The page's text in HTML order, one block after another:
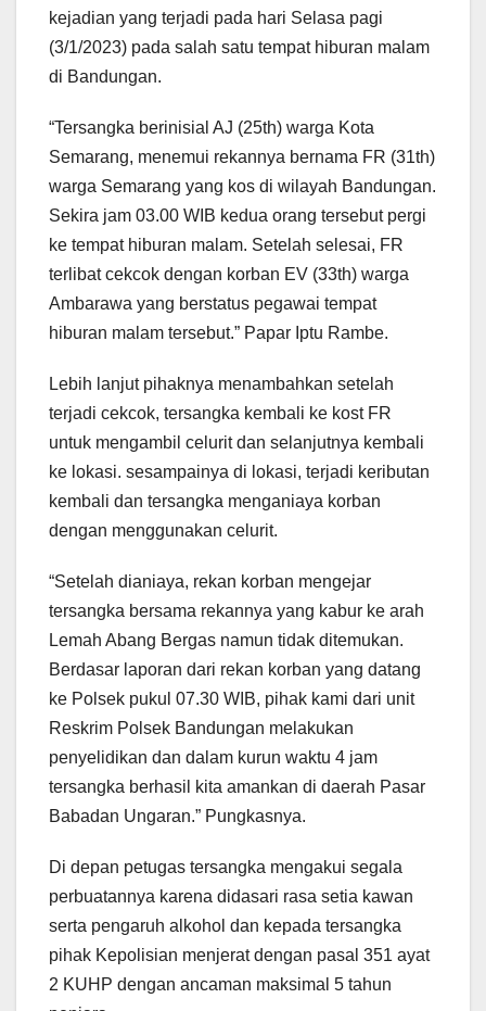
kejadian yang terjadi pada hari Selasa pagi
(3/1/2023) pada salah satu tempat hiburan malam
di Bandungan.
“Tersangka berinisial AJ (25th) warga Kota
Semarang, menemui rekannya bernama FR (31th)
warga Semarang yang kos di wilayah Bandungan.
Sekira jam 03.00 WIB kedua orang tersebut pergi
ke tempat hiburan malam. Setelah selesai, FR
terlibat cekcok dengan korban EV (33th) warga
Ambarawa yang berstatus pegawai tempat
hiburan malam tersebut.” Papar Iptu Rambe.
Lebih lanjut pihaknya menambahkan setelah
terjadi cekcok, tersangka kembali ke kost FR
untuk mengambil celurit dan selanjutnya kembali
ke lokasi. sesampainya di lokasi, terjadi keributan
kembali dan tersangka menganiaya korban
dengan menggunakan celurit.
“Setelah dianiaya, rekan korban mengejar
tersangka bersama rekannya yang kabur ke arah
Lemah Abang Bergas namun tidak ditemukan.
Berdasar laporan dari rekan korban yang datang
ke Polsek pukul 07.30 WIB, pihak kami dari unit
Reskrim Polsek Bandungan melakukan
penyelidikan dan dalam kurun waktu 4 jam
tersangka berhasil kita amankan di daerah Pasar
Babadan Ungaran.” Pungkasnya.
Di depan petugas tersangka mengakui segala
perbuatannya karena didasari rasa setia kawan
serta pengaruh alkohol dan kepada tersangka
pihak Kepolisian menjerat dengan pasal 351 ayat
2 KUHP dengan ancaman maksimal 5 tahun